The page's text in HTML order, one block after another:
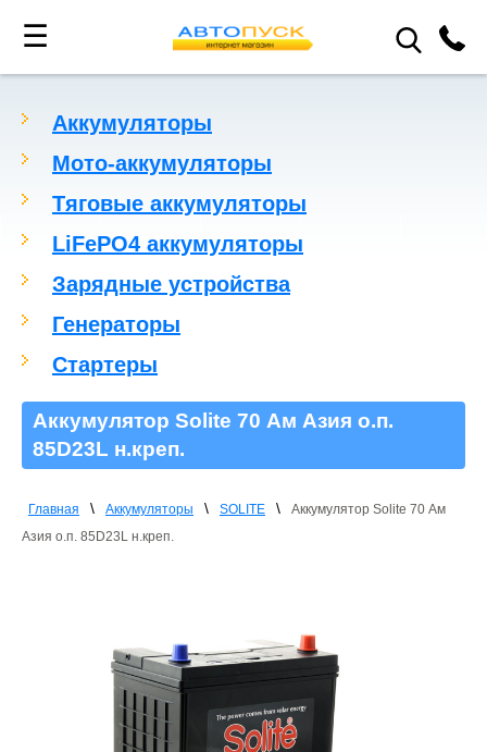
☰
Аккумуляторы
Мото-аккумуляторы
Тяговые аккумуляторы
LiFePO4 аккумуляторы
Зарядные устройства
Генераторы
Стартеры
Аккумулятор Solite 70 Ам Азия о.п.
85D23L н.креп.
Главная \ Аккумуляторы \ SOLITE \
Аккумулятор Solite 70 Ам
Азия о.п. 85D23L н.креп.